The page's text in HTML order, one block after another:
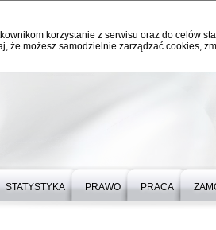
korzystanie z serwisu oraz do celów
że możesz samodzielnie zarządzać cookies,
STATYSTYKA PRAWO PRACA